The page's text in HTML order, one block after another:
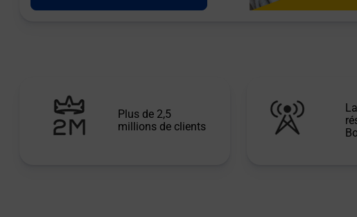
Plus de 2,5
millions de clients